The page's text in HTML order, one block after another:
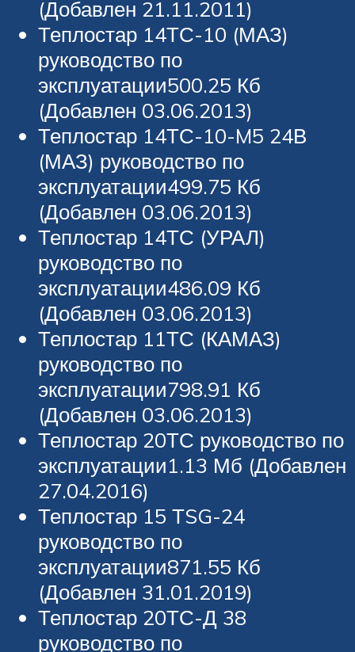
(Добавлен 21.11.2011)
Теплостар 14ТС-10 (МАЗ)
руководство по
эксплуатации500.25 Кб
(Добавлен 03.06.2013)
Теплостар 14ТС-10-M5 24В
(МАЗ) руководство по
эксплуатации499.75 Кб
(Добавлен 03.06.2013)
Теплостар 14ТС (УРАЛ)
руководство по
эксплуатации486.09 Кб
(Добавлен 03.06.2013)
Теплостар 11ТС (КАМАЗ)
руководство по
эксплуатации798.91 Кб
(Добавлен 03.06.2013)
Теплостар 20ТС руководство по
эксплуатации1.13 Мб (Добавлен
27.04.2016)
Теплостар 15 ТSG-24
руководство по
эксплуатации871.55 Кб
(Добавлен 31.01.2019)
Теплостар 20ТС-Д 38
руководство по